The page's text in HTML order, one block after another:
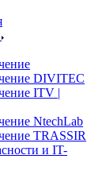
DIVITEC
ITV |
NtechLab
TRASSIR
и IT-